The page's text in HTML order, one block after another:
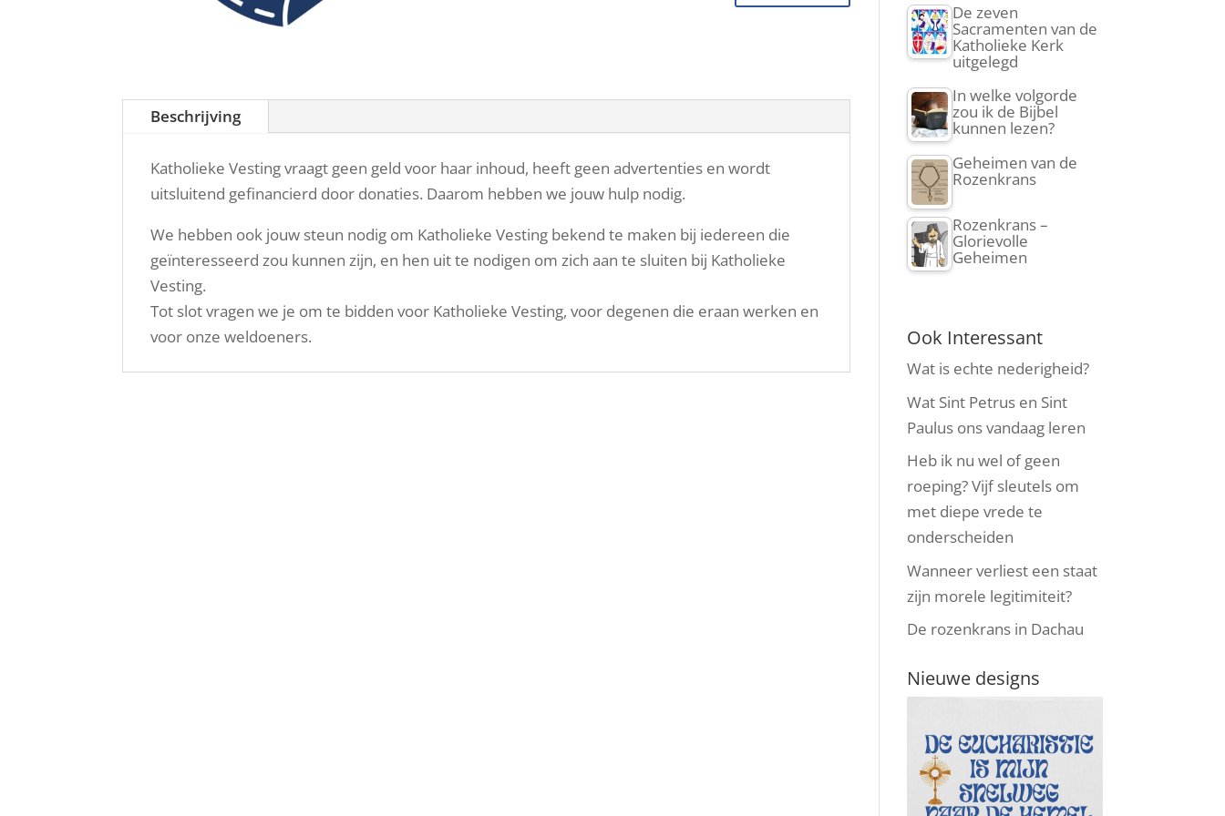
Beschrijving
Katholieke Vesting vraagt geen geld voor haar inhoud, heeft geen advertenties en wordt
uitsluitend gefinancierd door donaties. Daarom hebben we jouw hulp nodig.
We hebben ook jouw steun nodig om Katholieke Vesting bekend te maken bij iedereen die
geïnteresseerd zou kunnen zijn, en hen uit te nodigen om zich aan te sluiten bij Katholieke
Vesting.
Tot slot vragen we je om te bidden voor Katholieke Vesting, voor degenen die eraan werken en
voor onze weldoeners.
De zeven
Sacramenten van de
Katholieke Kerk
uitgelegd
In welke volgorde
zou ik de Bijbel
kunnen lezen?
Geheimen van de
Rozenkrans
Rozenkrans –
Glorievolle
Geheimen
Ook Interessant
Wat is echte nederigheid?
Wat Sint Petrus en Sint
Paulus ons vandaag leren
Heb ik nu wel of geen
roeping? Vijf sleutels om
met diepe vrede te
onderscheiden
Wanneer verliest een staat
zijn morele legitimiteit?
De rozenkrans in Dachau
Nieuwe designs